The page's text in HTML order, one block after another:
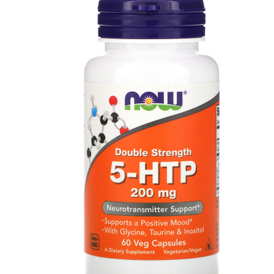
АНАБОЛИЧЕСКИЕ
АКСЕССУАРЫ
ДОБАВКИ ДЛЯ СУСТАВОВ И